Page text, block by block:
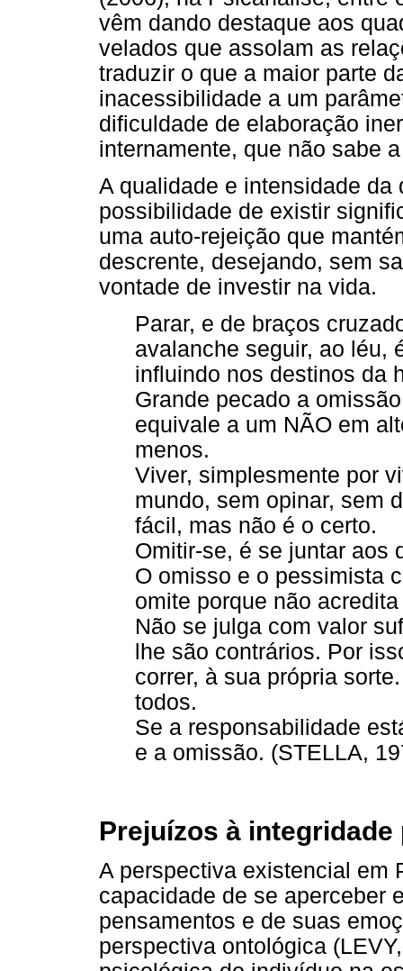
vêm dando destaque aos
velados que assolam as
traduzir o que a maior parte
inacessibilidade a um
dificuldade de elaboração
internamente, que não sabe
A qualidade e intensidade
possibilidade de existir
uma auto-rejeição que
descrente, desejando, sem
vontade de investir na vida.
Parar, e de braços
avalanche seguir, ao léu,
influindo nos destinos da
Grande pecado a
equivale a um NÃO em
menos.
Viver, simplesmente por
mundo, sem opinar, sem
fácil, mas não é o certo.
Omitir-se, é se juntar aos
O omisso e o pessimista
omite porque não
Não se julga com valor
lhe são contrários. Por
correr, à sua própria
todos.
Se a responsabilidade
e a omissão. (STELLA,
Prejuízos à integridade
A perspectiva existencial em
capacidade de se aperceber
pensamentos e de suas
perspectiva ontológica